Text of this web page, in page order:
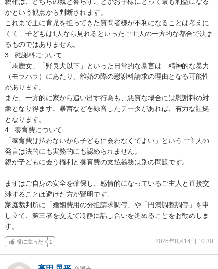
かという観点から判断されます。
これまで主に育児を担ってきた質問者様が不利になることは考えに
くく、子どもは1人なら見れるといったご主人の一方的な都合で決ま
るものではありません。
3.  慰謝料について
「馬鹿女」「野良犬以下」といった日常的な暴言は、精神的な暴力
（モラハラ）にあたり、離婚の際の慰謝料請求の理由となる可能性
があります。
また、一方的に家から追い出す行為も、悪質な場合には慰謝料の対
象となり得ます。暴言などを録音したデータがあれば、有力な証拠
となります。
4.  養育費について
「養育費は払わないから子どもに会わなくてよい」というご主人の
発言は法的にも実務的にも認められません。
親が子どもに会う権利と養育費の支払義務は別の問題です。
まずはご自身の安全を確保し、感情的になっているご主人と直接交
渉することは避けた方が賢明です。
家庭裁判所に「婚姻費用の分担請求調停」や「円満調整調停」を申
し立て、第三者を交えて冷静に話し合いを進めることをお勧めしま
す。
役に立った 1 2025年8月14日 10:30